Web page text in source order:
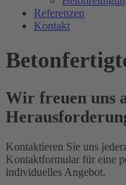
Referenzen
Kontakt
Wir freuen uns
Kontaktieren Sie uns
Kontaktformular für eine
individuelles Angebot.